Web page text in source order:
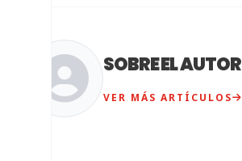
SOBRE EL AUTOR
VER MÁS ARTÍCULOS